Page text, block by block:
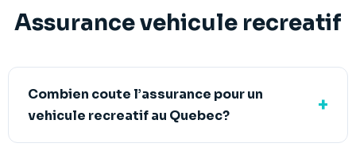
Assurance vehicule recreatif
Combien coute l’assurance pour un
vehicule recreatif au Quebec?